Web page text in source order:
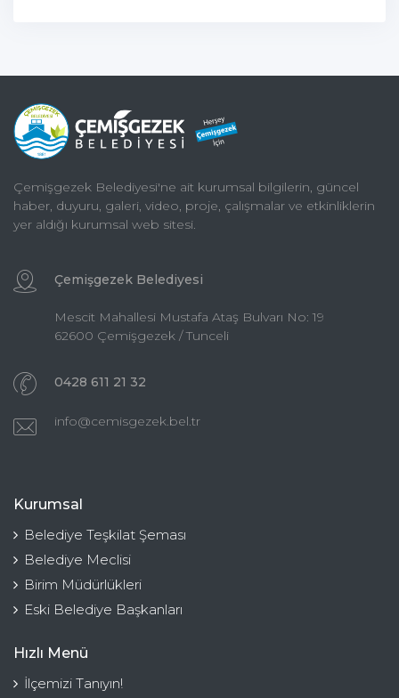
Çemişgezek Belediyesi'ne ait kurumsal bilgilerin, güncel
haber, duyuru, galeri, video, proje, çalışmalar ve etkinliklerin
yer aldığı kurumsal web sitesi.
Çemişgezek Belediyesi
Mescit Mahallesi Mustafa Ataş Bulvarı No: 19
62600 Çemişgezek / Tunceli
0428 611 21 32
info@cemisgezek.bel.tr
Kurumsal
Belediye Teşkilat Şeması
Belediye Meclisi
Birim Müdürlükleri
Eski Belediye Başkanları
Hızlı Menü
İlçemizi Tanıyın!